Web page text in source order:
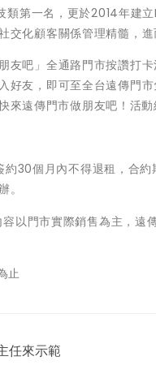
類第一名，更於2014年建
交化顧客關係管理精髓，進
友吧」全通路門市按讚打
好友，即可至全台遠傳門
遠傳門市做朋友吧！活動
30個月內不得退租，合
。
以門市實際銷售為主，遠
止
任來示範